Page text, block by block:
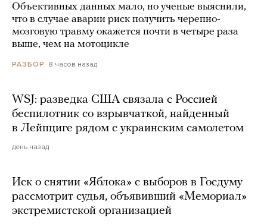
Объективных данных мало, но ученые выяснили,
что в случае аварии риск получить черепно-
мозговую травму окажется почти в четыре раза
выше, чем на мотоцикле
РАЗБОР 8 часов назад
WSJ: разведка США связала с Россией
беспилотник со взрывчаткой, найденный
в Лейпциге рядом с украинским самолетом
день назад
Иск о снятии «Яблока» с выборов в Госдуму
рассмотрит судья, объявивший «Мемориал»
экстремистской организацией